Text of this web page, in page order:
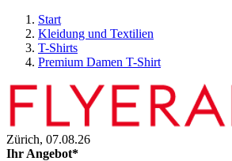
Start
Kleidung und Textilien
T-Shirts
Premium Damen T-Shirt
Zürich, 07.08.26
Ihr Angebot*